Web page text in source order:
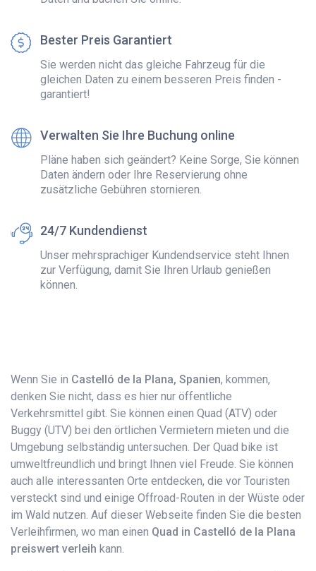
Bester Preis Garantiert
Sie werden nicht das gleiche Fahrzeug für die
gleichen Daten zu einem besseren Preis finden -
garantiert!
Verwalten Sie Ihre Buchung online
Pläne haben sich geändert? Keine Sorge, Sie können
Daten ändern oder Ihre Reservierung ohne
zusätzliche Gebühren stornieren.
24/7 Kundendienst
Unser mehrsprachiger Kundendservice steht Ihnen
zur Verfügung, damit Sie Ihren Urlaub genießen
können.
Wenn Sie in Castelló de la Plana, Spanien, kommen,
denken Sie nicht, dass es hier nur öffentliche
Verkehrsmittel gibt. Sie können einen Quad (ATV) oder
Buggy (UTV) bei den örtlichen Vermietern mieten und die
Umgebung selbständig untersuchen. Der Quad bike ist
umweltfreundlich und bringt Ihnen viel Freude. Sie können
auch alle interessanten Orte entdecken, die vor Touristen
versteckt sind und einige Offroad-Routen in der Wüste oder
im Wald nutzen. Auf dieser Webseite finden Sie die besten
Verleihfirmen, wo man einen Quad in Castelló de la Plana
preiswert verleih kann.